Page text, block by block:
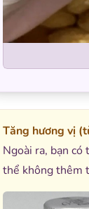
Tăng hương vị
Ngoài ra, bạn
thể không thêm